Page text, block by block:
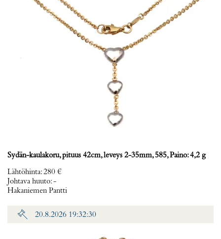
Sydän-kaulakoru, pituus 42cm, leveys 2-35mm, 585, Paino: 4,2 g
Lähtöhinta:280 €
Johtava huuto:-
Hakaniemen Pantti
20.8.2026 19:32:30